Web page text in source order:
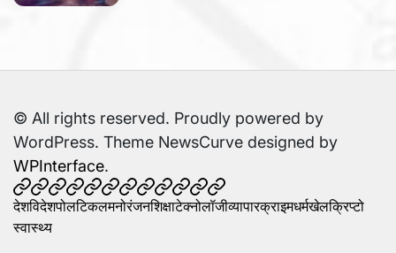
© All rights reserved. Proudly powered by
WordPress. Theme NewsCurve designed by
WPInterface.
देशविदेशपोलटिकल
मनोरंजन
शिक्षाटेक्नोलॉजी
व्यापारक्राइम
धर्मखेलक्रिप्टोस्वास्थ्य
देशविदेशपोलटिकलमनोरंजनशिक्षाटेक्नोलॉजीव्यापारक्राइमधर्मखेलक्रिप्टो
स्वास्थ्य